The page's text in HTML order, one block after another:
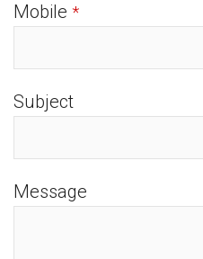
Mobile *
Subject
Message